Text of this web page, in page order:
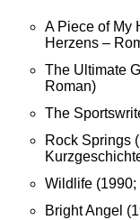
A Piece of My
Herzens –
The Ultimate
Roman)
The
Rock Springs
Wildlife
Bright Angel